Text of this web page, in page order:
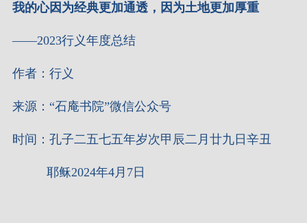
我的心因为经典更加通透，因为土地更加厚重
——2023行义年度总结
作者：行义
来源：“石庵书院”微信公众号
时间：孔子二五七五年岁次甲辰二月廿九日辛丑
耶稣2024年4月7日